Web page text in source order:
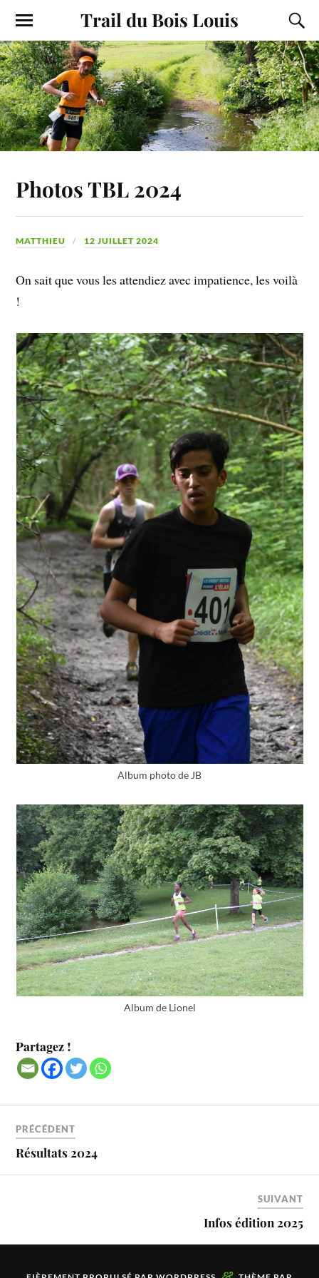
Trail du Bois Louis
Photos TBL 2024
MATTHIEU 12 JUILLET 2024
On sait que vous les attendiez avec impatience, les voilà
!
Album photo de JB
Album de Lionel
Partagez !
PRÉCÉDENT
Résultats 2024
SUIVANT
Infos édition 2025